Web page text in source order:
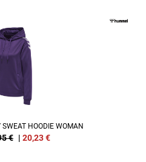
SWEAT HOODIE WOMAN
€ | 20,23€